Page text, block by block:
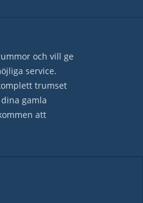
och vill ge
service.
trumset
gamla
att